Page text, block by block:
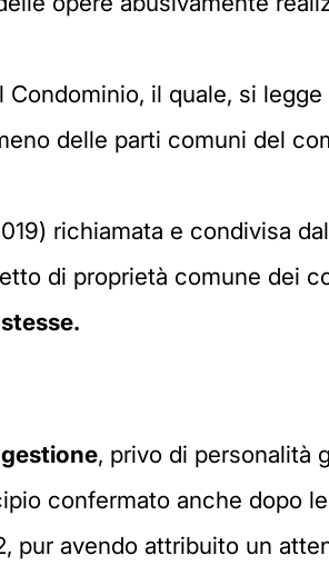
il quale, si legge
delle parti comuni del
richiamata e condivisa
di proprietà comune dei
, privo di personalità
confermato anche dopo
pur avendo attribuito un